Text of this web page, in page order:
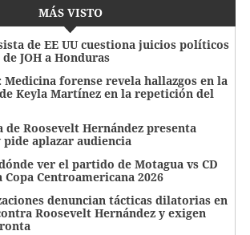
MÁS VISTO
de EE UU cuestiona juicios políticos
JOH a Honduras
forense revela hallazgos en la
Keyla Martínez en la repetición del
de Roosevelt Hernández presenta
pide aplazar audiencia
ver el partido de Motagua vs CD
Copa Centroamericana 2026
denuncian tácticas dilatorias en
Roosevelt Hernández y exigen